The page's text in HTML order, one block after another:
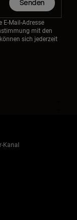
Senden
E-Mail-Adresse
mit den
sich jederzeit
Kanal